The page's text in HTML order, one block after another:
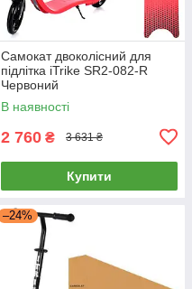
Самокат двоколісний для
підлітка iTrike SR2-082-R
Червоний
В наявності
2 760 ₴ 3 631 ₴
Купити
–24%